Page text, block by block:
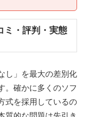
ミ・評判・実態
し」を最大の差別化
。確かに多くのソフ
式を採用しているの